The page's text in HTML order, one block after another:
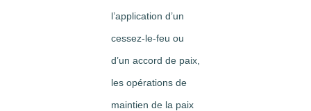
l’application d’un
cessez-le-feu ou
d’un accord de paix,
les opérations de
maintien de la paix